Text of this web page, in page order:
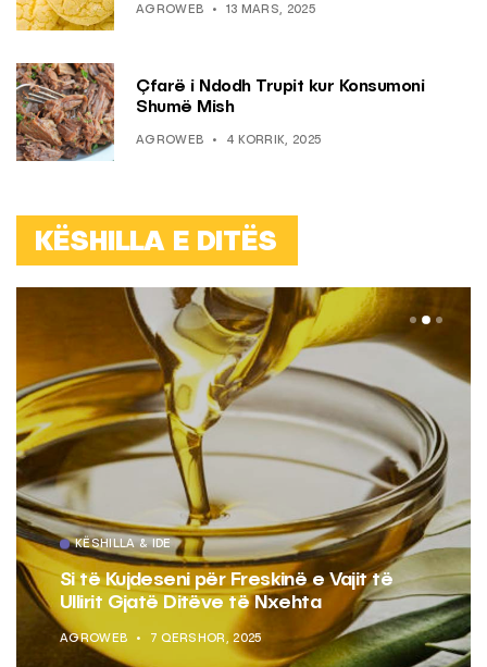
AGROWEB 13 MARS, 2025
Çfarë i Ndodh Trupit kur Konsumoni
Shumë Mish
AGROWEB 4 KORRIK, 2025
KËSHILLA E DITËS
KËSHILLA & IDE
Si të Kujdeseni për Freskinë e Vajit të
Ullirit Gjatë Ditëve të Nxehta
AGROWEB 7 QERSHOR, 2025